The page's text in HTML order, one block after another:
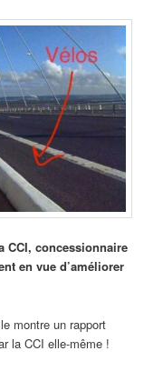
CCI, concessionnaire
en vue d’améliorer
montre un rapport
la CCI elle-même !